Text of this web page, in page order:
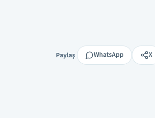
Paylaş
Paylaş WhatsApp X